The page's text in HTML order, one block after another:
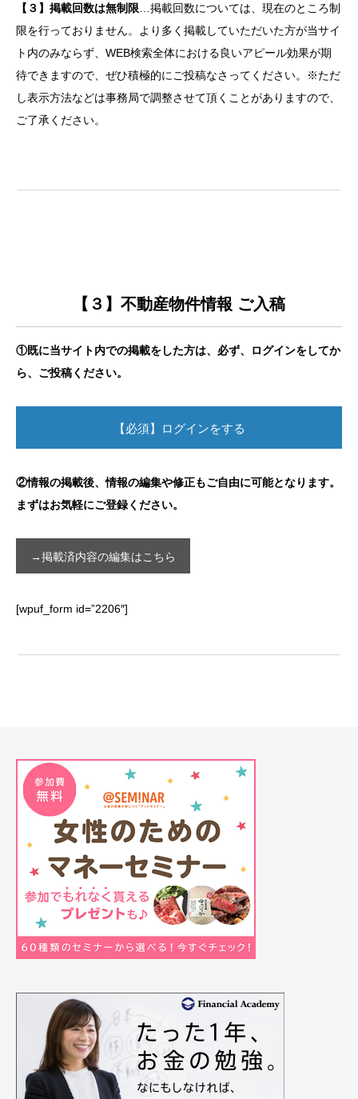
【３】掲載回数は無制限 …掲載回数については、現在のところ制
限を行っておりません。より多く掲載していただいた方が当サイ
ト内のみならず、WEB検索全体における良いアピール効果が期
待できますので、ぜひ積極的にご投稿なさってください。※ただ
し表示方法などは事務局で調整させて頂くことがありますので、
ご了承ください。
【３】不動産物件情報 ご入稿
①既に当サイト内での掲載をした方は、必ず、ログインをしてか
ら、ご投稿ください。
【必須】ログインをする
②情報の掲載後、情報の編集や修正もご自由に可能となります。
まずはお気軽にご登録ください。
→掲載済内容の編集はこちら
[wpuf_form id=”2206″]